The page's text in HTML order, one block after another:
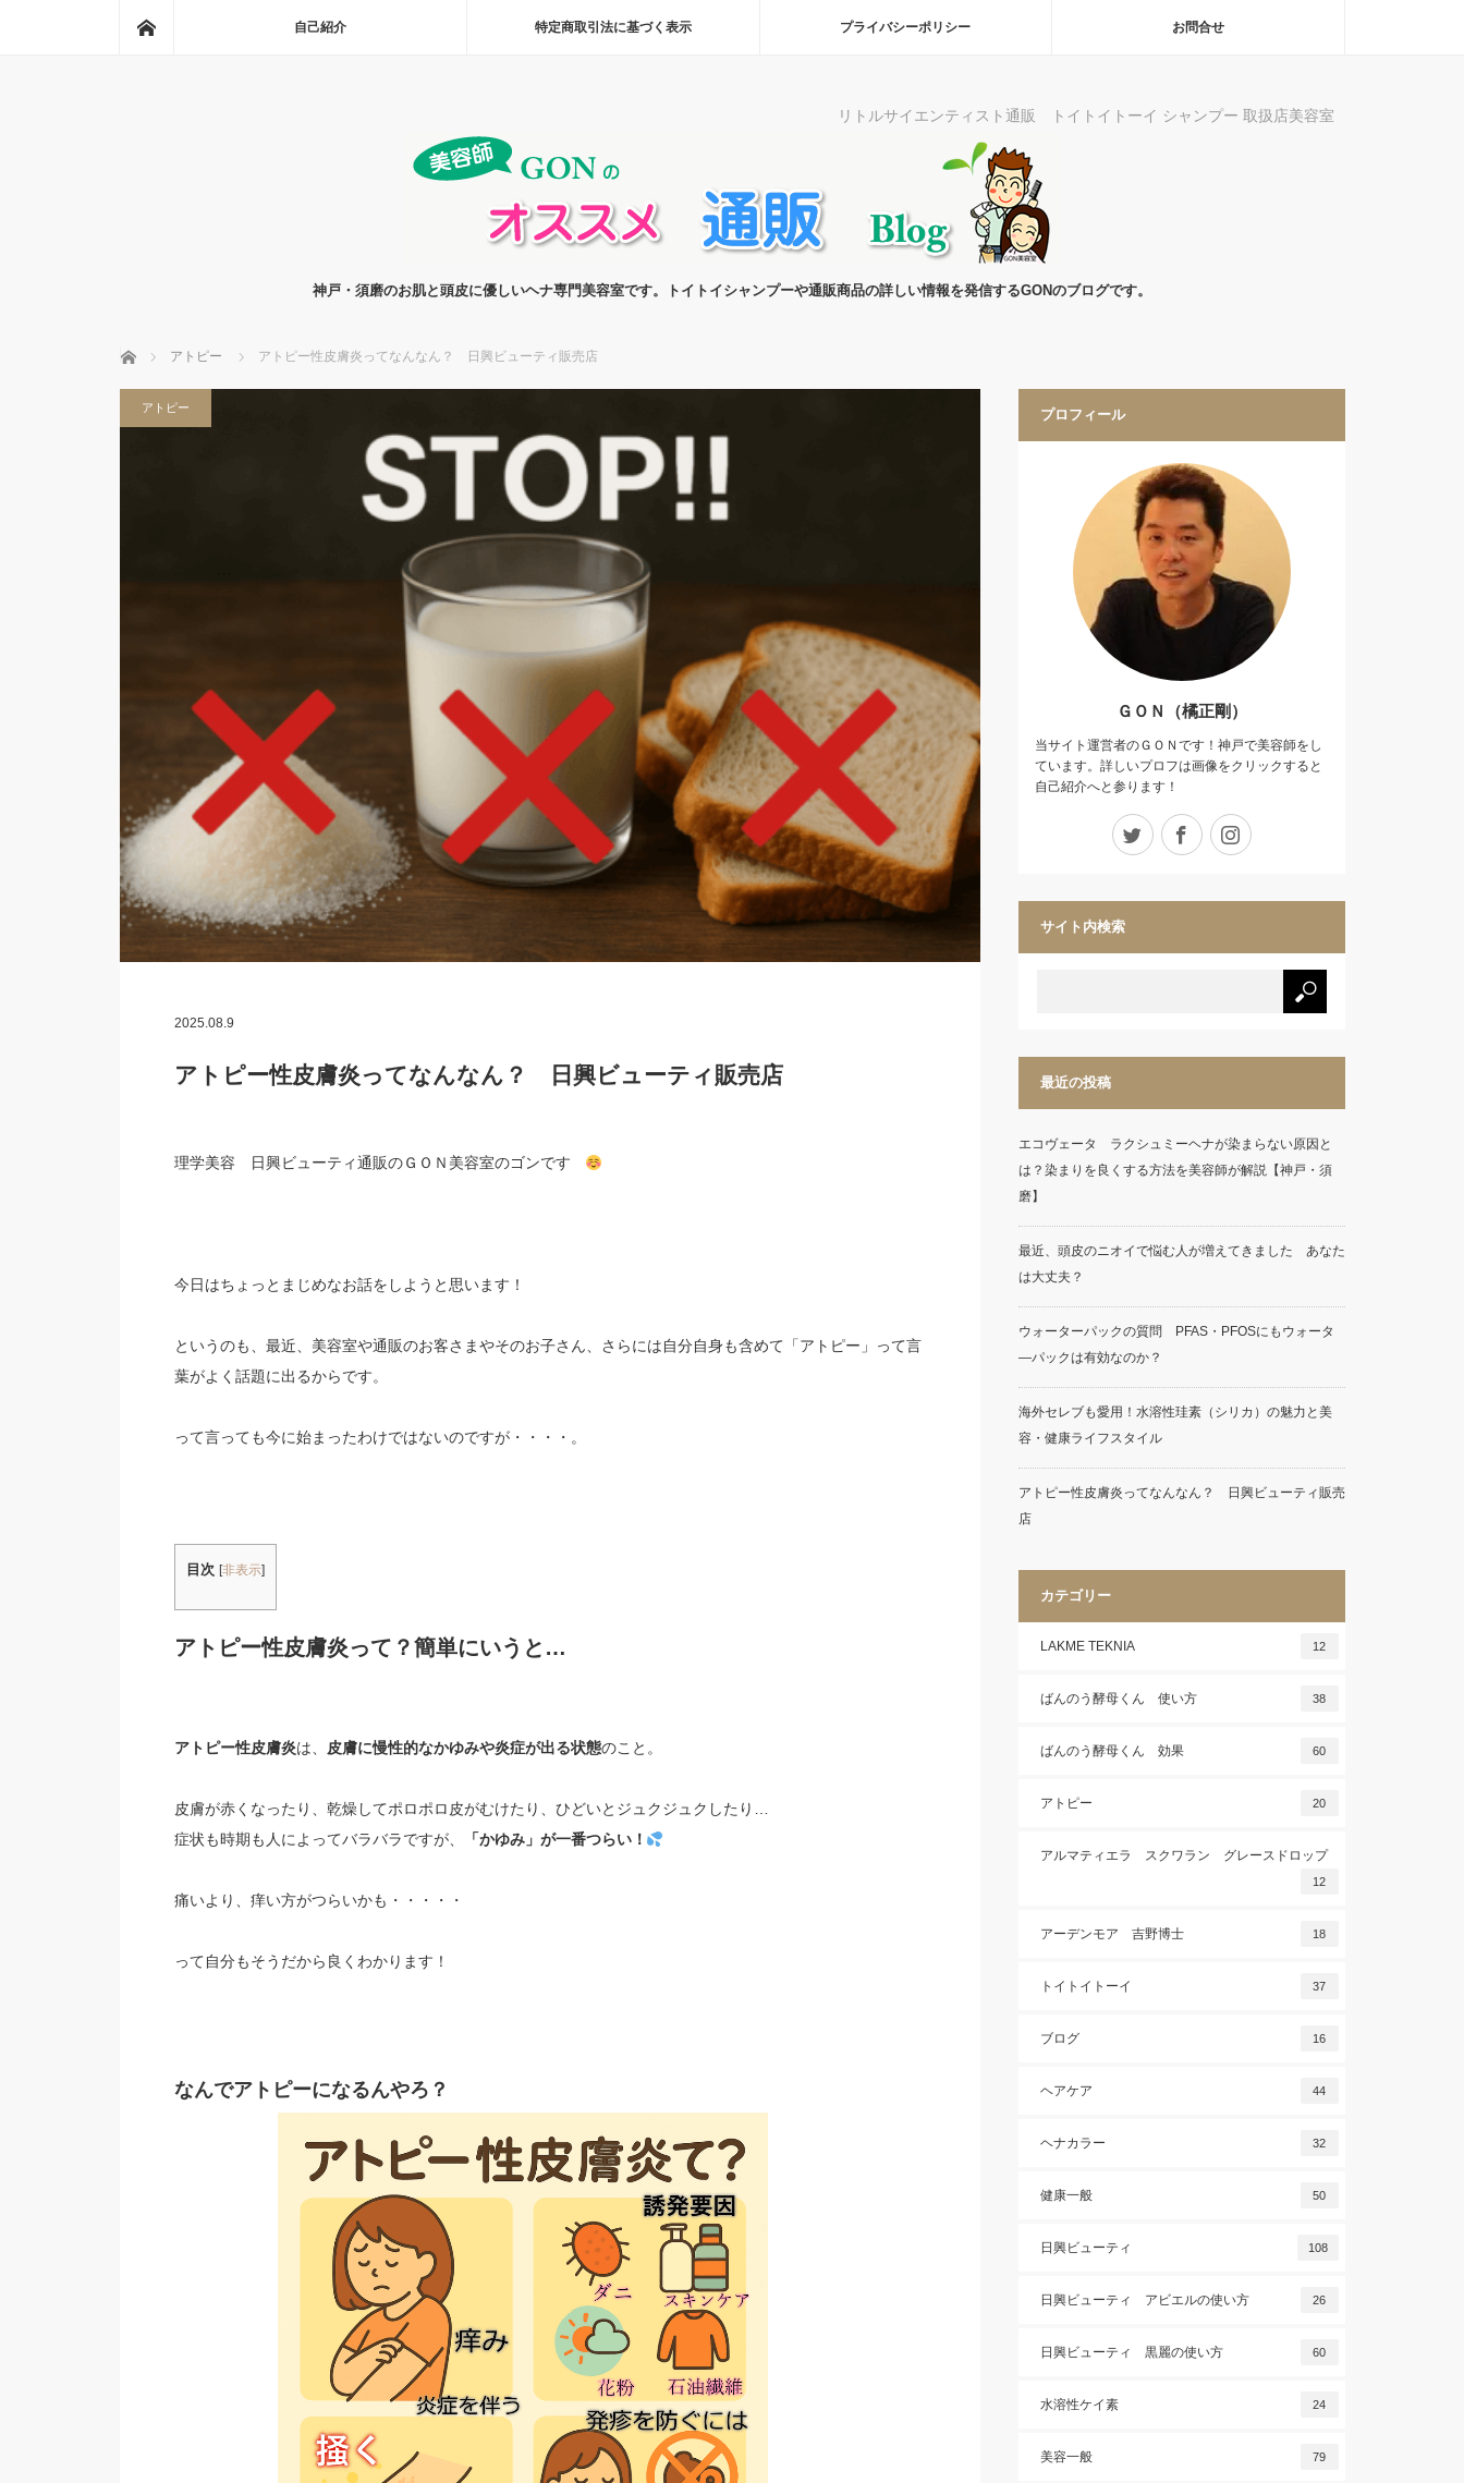
自己紹介 特定商取引法に基づく表示 プライバシーポリシー お問合せ
リトルサイエンティスト通販 トイトイトーイ シャンプー 取扱店美容室
神戸・須磨のお肌と頭皮に優しいヘナ専門美容室です。トイトイシャンプーや通販商品の詳しい情報を発信するGONのブログです。
ホーム アトピー アトピー性皮膚炎ってなんなん？ 日興ビューティ販売店
アトピー
2025.08.9
アトピー性皮膚炎ってなんなん？ 日興ビューティ販売店
理学美容 日興ビューティ通販のＧＯＮ美容室のゴンです
今日はちょっとまじめなお話をしようと思います！
というのも、最近、美容室や通販のお客さまやそのお子さん、さらには自分自身も含めて「アトピー」って言
葉がよく話題に出るからです。
って言っても今に始まったわけではないのですが・・・・。
目次 [非表示]
アトピー性皮膚炎って？簡単にいうと…
アトピー性皮膚炎は、 皮膚に慢性的なかゆみや炎症が出る状態のこと。
皮膚が赤くなったり、乾燥してポロポロ皮がむけたり、ひどいとジュクジュクしたり…
症状も時期も人によってバラバラですが、
「かゆみ」が一番つらい！
痛いより、痒い方がつらいかも・・・・・
って自分もそうだから良くわかります！
なんでアトピーになるんやろ？
プロフィール
ＧＯＮ（橘正剛）
当サイト運営者のＧＯＮです！神戸で美容師をし
ています。詳しいプロフは画像をクリックすると
自己紹介へと参ります！
Twitter Facebook
サイト内検索
最近の投稿
エコヴェータ ラクシュミーヘナが染まらない原因と
は？染まりを良くする方法を美容師が解説【神戸・須
磨】
最近、頭皮のニオイで悩む人が増えてきました あなた
は大丈夫？
ウォーターパックの質問 PFAS・PFOSにもウォータ
―パックは有効なのか？
海外セレブも愛用！水溶性珪素（シリカ）の魅力と美
容・健康ライフスタイル
アトピー性皮膚炎ってなんなん？ 日興ビューティ販売
店
カテゴリー
LAKME TEKNIA 12
ばんのう酵母くん 使い方 38
ばんのう酵母くん 効果 60
アトピー 20
アルマティエラ スクワラン グレースドロップ
12
アーデンモア 吉野博士 18
トイトイトーイ 37
ブログ 16
ヘアケア 44
ヘナカラー 32
健康一般 50
日興ビューティ 108
日興ビューティ アビエルの使い方 26
日興ビューティ 黒麗の使い方 60
水溶性ケイ素 24
美容一般 79